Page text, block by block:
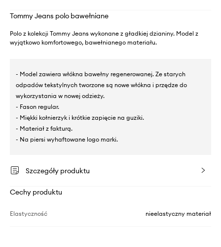
Tommy Jeans polo bawełniane
Polo z kolekcji Tommy Jeans wykonane z gładkiej dzianiny. Model z
wyjątkowo komfortowego, bawełnianego materiału.
- Model zawiera włókna bawełny regenerowanej. Ze starych
odpadów tekstylnych tworzone są nowe włókna i przędze do
wykorzystania w nowej odzieży.
- Fason regular.
- Miękki kołnierzyk i krótkie zapięcie na guziki.
- Materiał z fakturą.
- Na piersi wyhaftowane logo marki.
Szczegóły produktu
Cechy produktu
Elastyczność nieelastyczny materiał